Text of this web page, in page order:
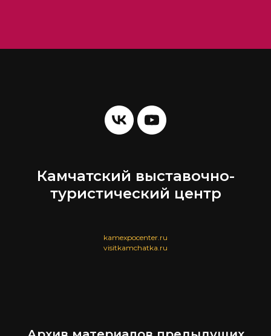
Камчатский выставочно-
туристический центр
kamexpocenter.ru
visitkamchatka.ru